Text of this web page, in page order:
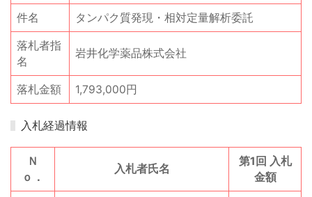
件名 タンパク質発現・相対定量解析委託
落札者指
名
岩井化学薬品株式会社
落札金額 1,793,000円
入札経過情報
Ｎ
ｏ．
入札者氏名
第1回 入札
金額